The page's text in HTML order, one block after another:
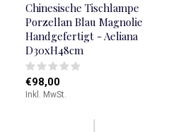
Chinesische Tischlampe
Porzellan Blau Magnolie
Handgefertigt - Aeliana
D30xH48cm
€98,00
Inkl. MwSt.